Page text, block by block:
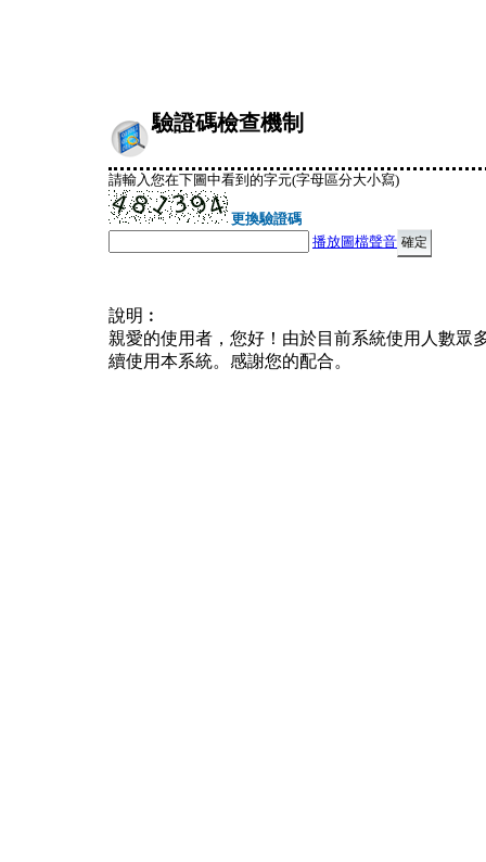
驗證碼檢查機制
請輸入您在下圖中看到的字元(字母區分大小寫)
更換驗證碼
播放圖檔聲音
說明︰
親愛的使用者，您好！由於目前系統使用人數眾
續使用本系統。感謝您的配合。